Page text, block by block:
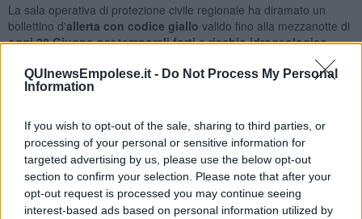
QUInewsEmpolese.it - Do Not Process My Personal
Information
If you wish to opt-out of the sale, sharing to third parties, or
processing of your personal or sensitive information for
targeted advertising by us, please use the below opt-out
section to confirm your selection. Please note that after your
opt-out request is processed you may continue seeing
interest-based ads based on personal information utilized by
La sala operativa di protezione civile regionale ha diramato un
bollettino d'allerta con codice giallo valido fino alla mezzanotte di
oggi 28 Giugnoper temporali forti e rischio idrogeologico.
idrogeologico sono quellenord occidentali , cioè l’area apuana e
Garfagnanae quellesud orientali, con alcune aree a cavallo
tra le provincie diPisa, LivornoeGrosseto, l’Ombrone
grossetano, le valli delFiorae dell’ Albegna, fino alValdarnoe al
Casentino .